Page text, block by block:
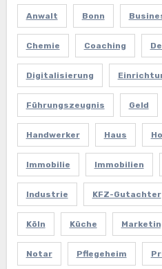
Anwalt Bonn
Chemie Coaching
Digitalisierung
Führungszeugnis Geld
Handwerker Haus
Immobilie Immobilien
Industrie KFZ-Gutachter
Köln Küche
Notar Pflegeheim